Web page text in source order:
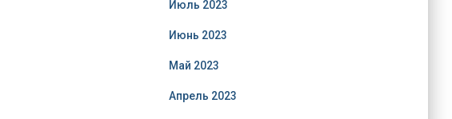
Июль 2023
Июнь 2023
Май 2023
Апрель 2023